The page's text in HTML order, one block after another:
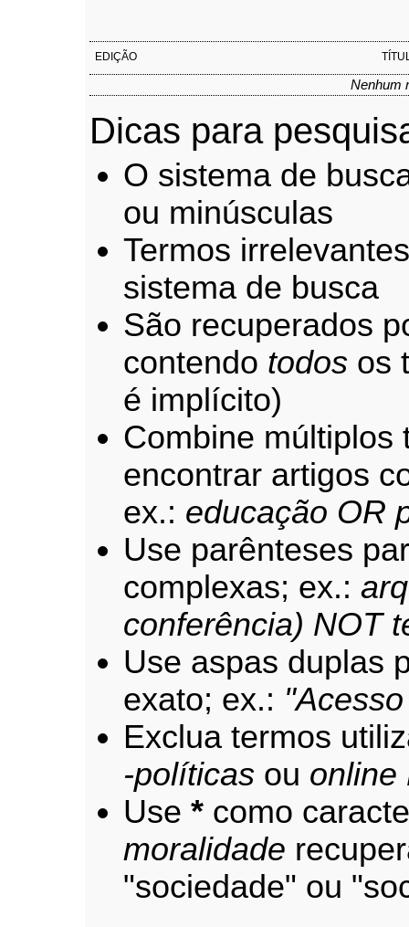
EDIÇÃO
Nenhum
Dicas para
O sistema de
ou minúsculas
Termos
sistema de busca
São recuperados
contendo todosos
é implícito)
Combine
encontrar artigos
ex.: educação OR
Use parênteses
complexas; ex.:
conferência) NOT
Use aspas duplas
exato; ex.:
Exclua termos
-políticasou online
Use *como
moralidade
"sociedade" ou